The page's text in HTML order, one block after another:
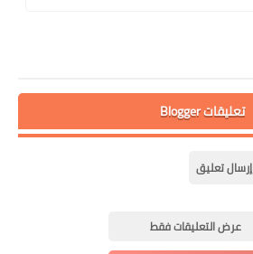
تعليقات Blogger
إرسال تعليق
عرض التعليقات فقط